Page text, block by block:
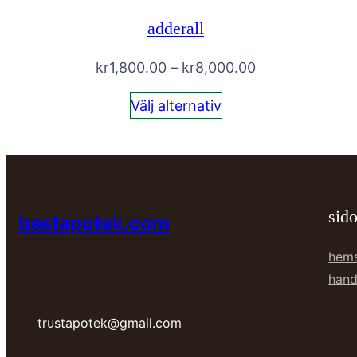
adderall
kr1,800.00 – kr8,000.00Prisintervall:
Välj alternativ
bestapotek.com
trustapotek@gmail.com